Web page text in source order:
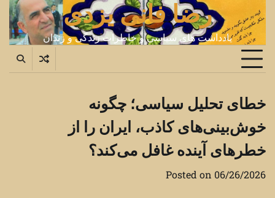
content
رضا فانی یزدی
یادداشت های سیاسی و خاطرات زندگی و زندان
خطای تحلیل سیاسی؛ چگونه
خوش‌بینی‌های کاذب، ایران را از
خطرهای آینده غافل می‌کند؟
Posted on 06/26/2026